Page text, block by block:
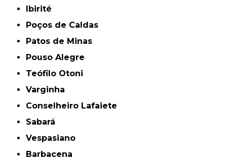
Ibirité
Poços de Caldas
Patos de Minas
Pouso Alegre
Teófilo Otoni
Varginha
Conselheiro Lafaiete
Sabará
Vespasiano
Barbacena